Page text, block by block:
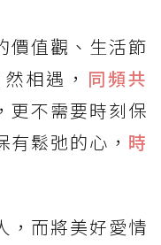
價值觀、生活節
相遇， 同頻共
更不需要時刻保
鬆弛的心， 時
，而將美好愛情